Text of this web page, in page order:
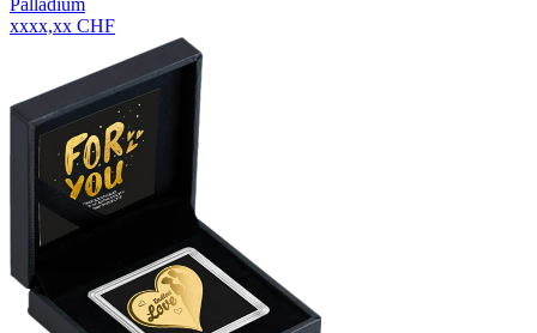
Palladium
xxxx,xx CHF